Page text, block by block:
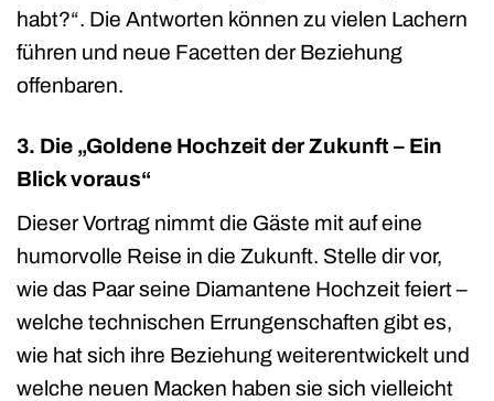
habt?“. Die Antworten können zu vielen Lachern
führen und neue Facetten der Beziehung
offenbaren.
3. Die „Goldene Hochzeit der Zukunft – Ein
Blick voraus“
Dieser Vortrag nimmt die Gäste mit auf eine
humorvolle Reise in die Zukunft. Stelle dir vor,
wie das Paar seine Diamantene Hochzeit feiert –
welche technischen Errungenschaften gibt es,
wie hat sich ihre Beziehung weiterentwickelt und
welche neuen Macken haben sie sich vielleicht